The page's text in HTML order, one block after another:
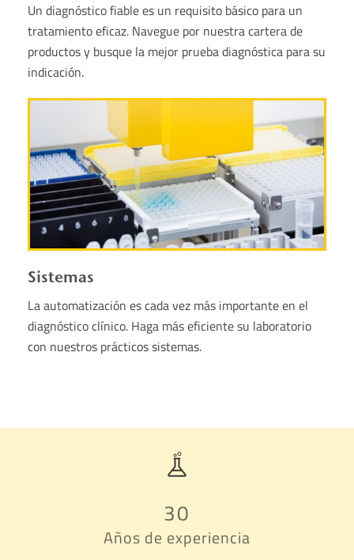
Un diagnóstico fiable es un requisito básico para un
tratamiento eficaz. Navegue por nuestra cartera de
productos y busque la mejor prueba diagnóstica para su
indicación.
Sistemas
La automatización es cada vez más importante en el
diagnóstico clínico. Haga más eficiente su laboratorio
con nuestros prácticos sistemas.
30
Años de experiencia